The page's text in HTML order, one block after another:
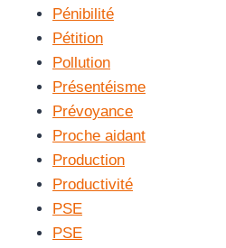
Pénibilité
Pétition
Pollution
Présentéisme
Prévoyance
Proche aidant
Production
Productivité
PSE
PSE